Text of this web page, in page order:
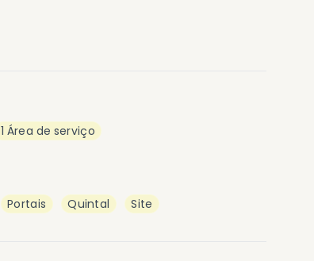
1 Área de serviço
Portais Quintal Site